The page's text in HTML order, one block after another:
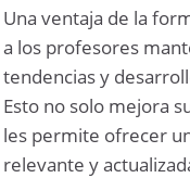
Una ventaja de la
a los profesores
tendencias y
Esto no solo mejora
les permite ofrecer
relevante y